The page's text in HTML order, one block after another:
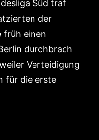
Süd traf
der
früh einen
durchbrach
Verteidigung
für die erste